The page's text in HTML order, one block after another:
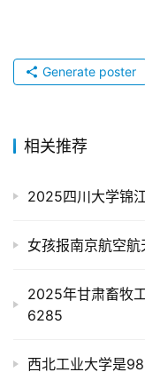
Generate poster
相关推荐
2025四川大学锦
女孩报南京航空航
2025年甘肃畜牧
6285
西北工业大学是